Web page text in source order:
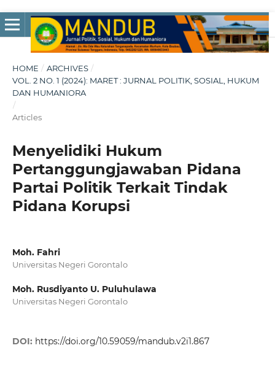
HOME / ARCHIVES /
VOL. 2 NO. 1 (2024): MARET : JURNAL POLITIK, SOSIAL, HUKUM
DAN HUMANIORA
/
Articles
Menyelidiki Hukum
Pertanggungjawaban Pidana
Partai Politik Terkait Tindak
Pidana Korupsi
Moh. Fahri
Universitas Negeri Gorontalo
Moh. Rusdiyanto U. Puluhulawa
Universitas Negeri Gorontalo
DOI: https://doi.org/10.59059/mandub.v2i1.867